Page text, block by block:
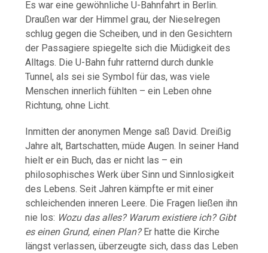
EswareinegewöhnlicheU- Bahnfahrt in Berlin.
Draußenwarder Himmelgrau,der Nieselregen
schluggegendieScheiben,und indenGesichtern
der Passagiere spiegelte sichdie Müdigkeitdes
Alltags. DieU- Bahnfuhrratternddurchdunkle
Tunnel,als sei sieSymbolfürdas,wasviele
Menschen innerlichfühlten –ein Lebenohne
Richtung,ohne Licht.
Inmittenderanonymen Menge saß David. Dreißig
Jahrealt, Bartschatten,müdeAugen. In seiner Hand
hielterein Buch,dasernicht las –ein
philosophischesWerküberSinnundSinnlosigkeit
des Lebens.SeitJahren kämpfteermiteiner
schleichenden inneren Leere. Die Fragen ließen ihn
nie los: Wozu das alles? Warum existiereich? Gibt
es einen Grund, einen Plan? Er hattedie Kirche
längstverlassen,überzeugte sich,dassdas Leben